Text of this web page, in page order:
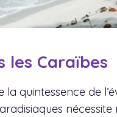
les Caraïbes
quintessence de